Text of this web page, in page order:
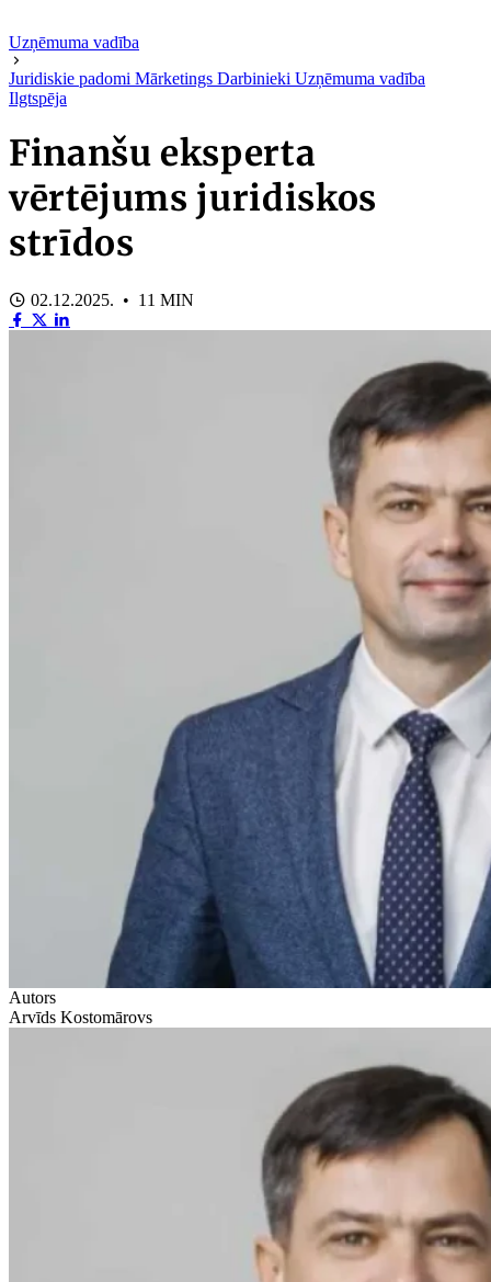
Uzņēmuma vadība
Juridiskie padomi Mārketings Darbinieki Uzņēmuma vadība
Ilgtspēja
Finanšu eksperta
vērtējums juridiskos
strīdos
02.12.2025. • 11 MIN
Autors
Arvīds Kostomārovs